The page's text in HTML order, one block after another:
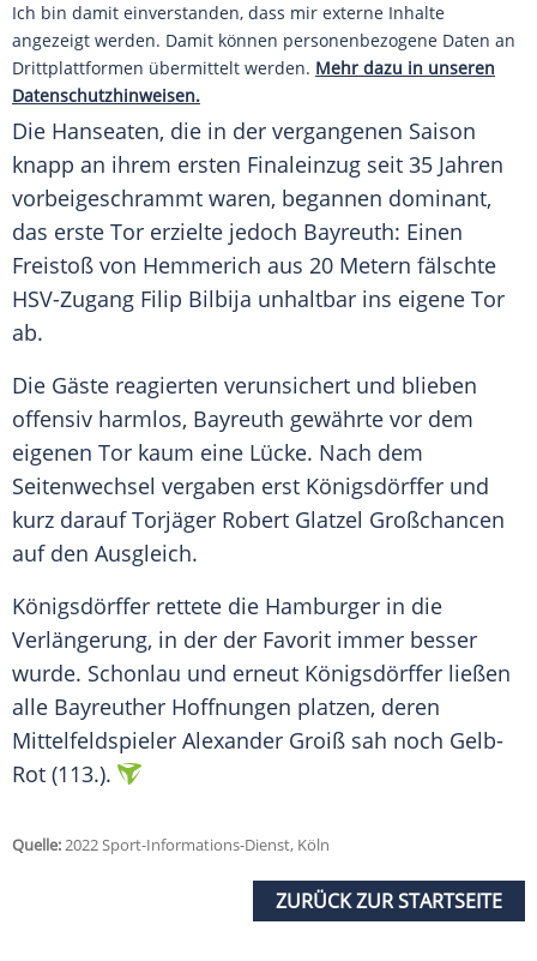
Ich bin damit einverstanden, dass mir externe Inhalte
angezeigt werden. Damit können personenbezogene Daten an
Drittplattformen übermittelt werden. Mehr dazu in unseren
Datenschutzhinweisen.
Die Hanseaten, die in der vergangenen Saison
knapp an ihrem ersten Finaleinzug seit 35 Jahren
vorbeigeschrammt waren, begannen dominant,
das erste Tor erzielte jedoch Bayreuth: Einen
Freistoß von Hemmerich aus 20 Metern fälschte
HSV-Zugang Filip Bilbija unhaltbar ins eigene Tor
ab.
Die Gäste reagierten verunsichert und blieben
offensiv harmlos, Bayreuth gewährte vor dem
eigenen Tor kaum eine Lücke. Nach dem
Seitenwechsel vergaben erst Königsdörffer und
kurz darauf Torjäger Robert Glatzel Großchancen
auf den Ausgleich.
Königsdörffer rettete die Hamburger in die
Verlängerung, in der der Favorit immer besser
wurde. Schonlau und erneut Königsdörffer ließen
alle Bayreuther Hoffnungen platzen, deren
Mittelfeldspieler Alexander Groiß sah noch Gelb-
Rot (113.).
Quelle:2022 Sport-Informations-Dienst, Köln
ZURÜCK ZUR STARTSEITE